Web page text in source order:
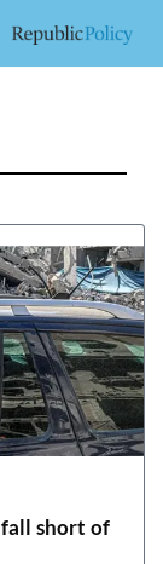
short of